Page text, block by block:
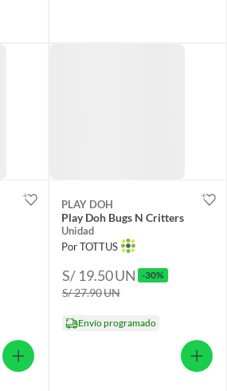
PLAY DOH
Play Doh Bugs N Critters
Unidad
Por TOTTUS
S/ 19.50UN -30%
S/ 27.90UN
Envío programado